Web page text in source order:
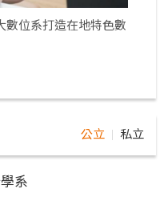
位系打造在地特色數
公立 私立
系